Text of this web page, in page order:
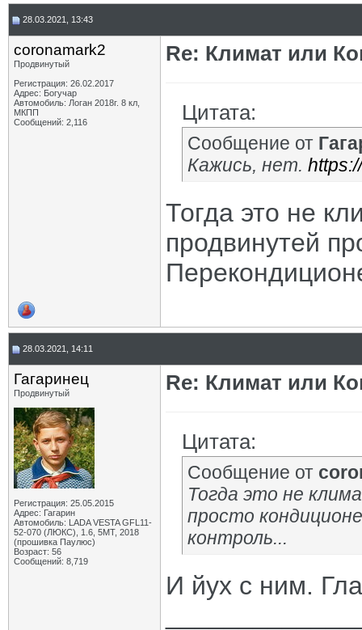
28.03.2021, 13:43
coronamark2
Продвинутый
Регистрация: 26.02.2017
Адрес: Богучар
Автомобиль: Логан 2018г. 8 кл,
МКПП
Сообщений: 2,116
Re: Климат или
Цитата:
Сообщение от
Кажись, нет.
Тогда это не
продвинутей
28.03.2021, 14:11
Гагаринец
Продвинутый
Регистрация: 25.05.2015
Адрес: Гагарин
Автомобиль: LADA VESTA GFL11-
52-070 (ЛЮКС), 1.6, 5МТ, 2018
(прошивка Паулюс)
Возраст: 56
Сообщений: 8,719
Re: Климат или
Цитата:
Сообщение от
Тогда это не
просто
контроль...
И йух с ним.